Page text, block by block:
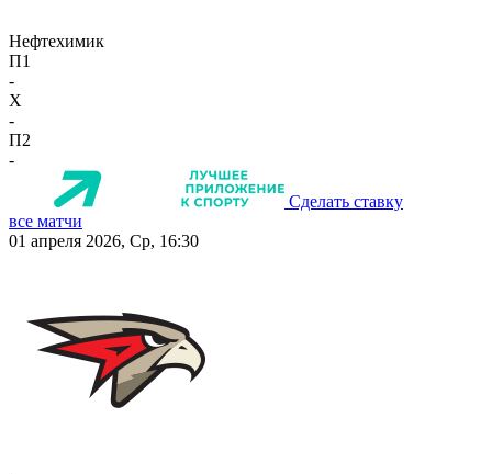
Нефтехимик
П1
-
X
-
П2
-
Сделать ставку
все матчи
01 апреля 2026, Ср, 16:30